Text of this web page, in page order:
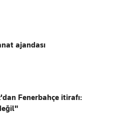
ajandası
Fenerbahçe itirafı: